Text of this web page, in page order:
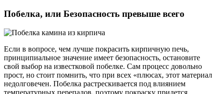
Побелка, или Безопасность превыше всего
Если в вопросе, чем лучше покрасить кирпичную печь,
принципиальное значение имеет безопасность, остановите
свой выбор на известковой побелке. Сам процесс довольно
прост, но стоит помнить, что при всех «плюсах, этот материал
недолговечен. Побелка растрескивается под влиянием
температурных перепадов, поэтому покраску придется